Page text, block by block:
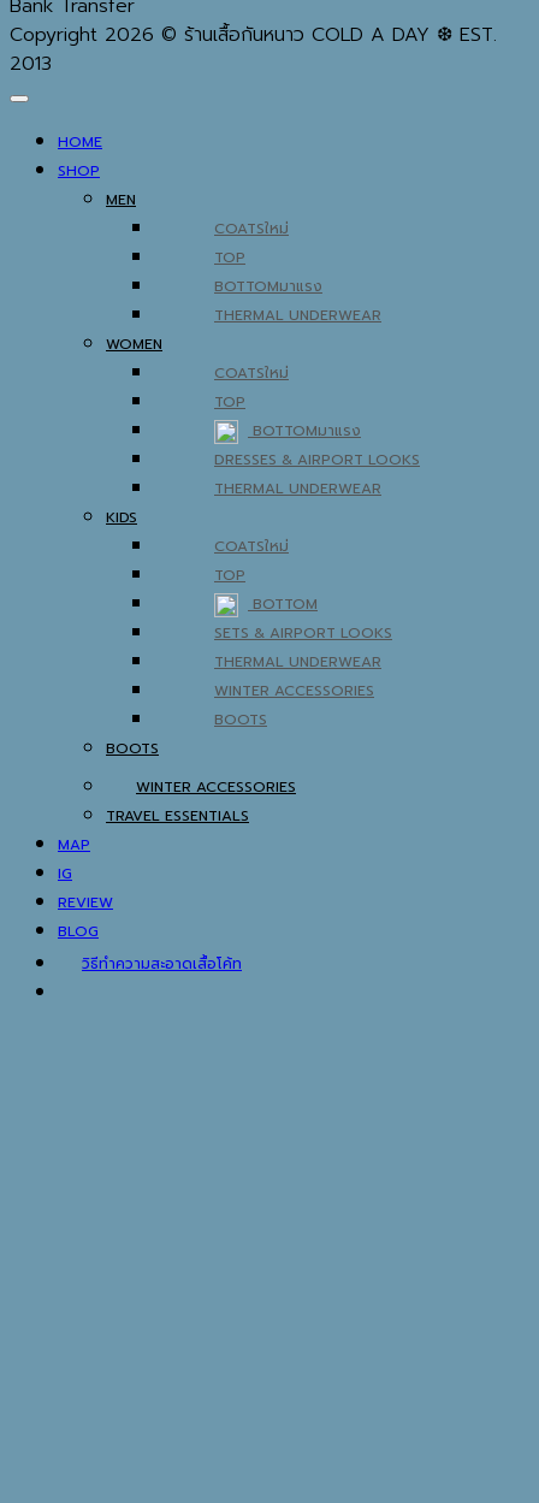
Bank Transfer
Copyright 2026 © ร้านเสื้อกันหนาว COLD A DAY ❆ EST.
2013
HOME
SHOP
MEN
COATS
TOP
BOTTOM
THERMAL UNDERWEAR
WOMEN
COATS
TOP
BOTTOM
DRESSES & AIRPORT LOOKS
THERMAL UNDERWEAR
KIDS
COATS
TOP
BOTTOM
SETS & AIRPORT LOOKS
THERMAL UNDERWEAR
WINTER ACCESSORIES
BOOTS
BOOTS
WINTER ACCESSORIES
TRAVEL ESSENTIALS
MAP
IG
REVIEW
BLOG
วิธีทำความสะอาดเสื้อโค้ท